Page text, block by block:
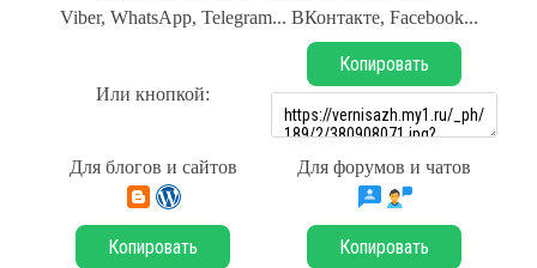
Viber, WhatsApp, Telegram... ВКонтакте, Facebook...
Или кнопкой:
Копировать
Для блогов и сайтов Для форумов и чатов
Копировать Копировать